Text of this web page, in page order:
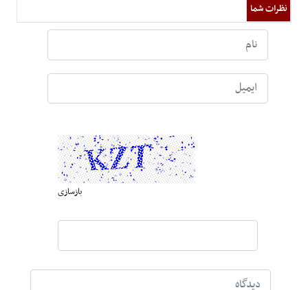
نظرات شما
بازسازی